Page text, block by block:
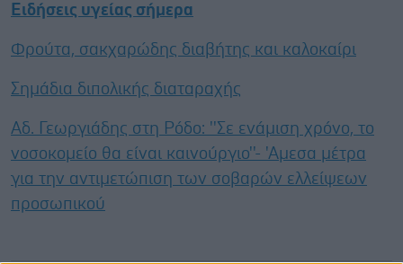
Ειδήσεις υγείας σήμερα
Φρούτα, σακχαρώδης διαβήτης και καλοκαίρι
Σημάδια διπολικής διαταραχής
Αδ. Γεωργιάδης στη Ρόδο: ''Σε ενάμιση χρόνο, το
νοσοκομείο θα είναι καινούργιο''- 'Αμεσα μέτρα
για την αντιμετώπιση των σοβαρών ελλείψεων
προσωπικού